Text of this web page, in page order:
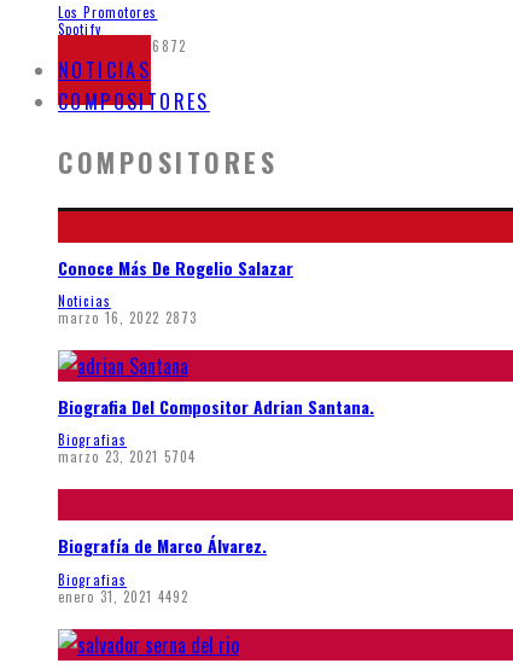
Los Promotores
Spotify
6872
NOTICIAS
COMPOSITORES
COMPOSITORES
Conoce Más De Rogelio Salazar
Noticias
marzo 16, 2022 2873
Biografia Del Compositor Adrian Santana.
Biografias
marzo 23, 2021 5704
Biografía de Marco Álvarez.
Biografias
enero 31, 2021 4492